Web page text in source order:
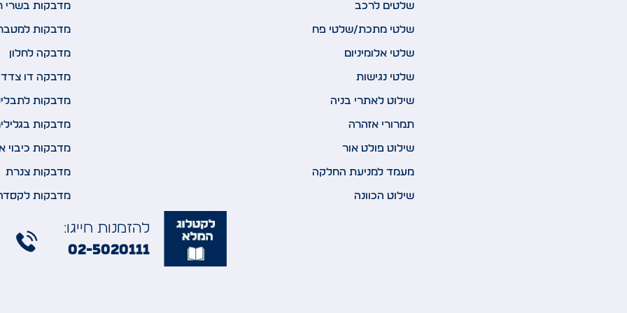
שלטים לרכב
שלטי מתכת/שלטי פח
שלטי אלומיניום
שלטי נגישות
שילוט לאתרי בניה
תמרורי אזהרה
שילוט פולט אור
מעמד למניעת החלקה
שילוט הכוונה
מדבקות בשרי
מדבקות
מדבקה לחלון
מדבקה דו
מדבקות
מדבקות
מדבקות כיבוי
מדבקות צנרת
מדבקות
להזמנות חייגו:
02-5020111